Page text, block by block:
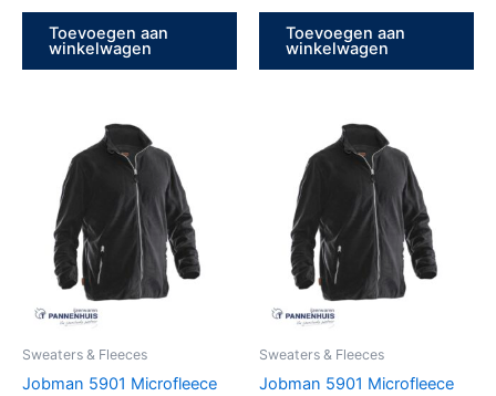
Toevoegen aan
winkelwagen
Toevoegen aan
winkelwagen
Sweaters & Fleeces
Jobman 5901 Microfleece
Sweaters & Fleeces
Jobman 5901 Microfleece